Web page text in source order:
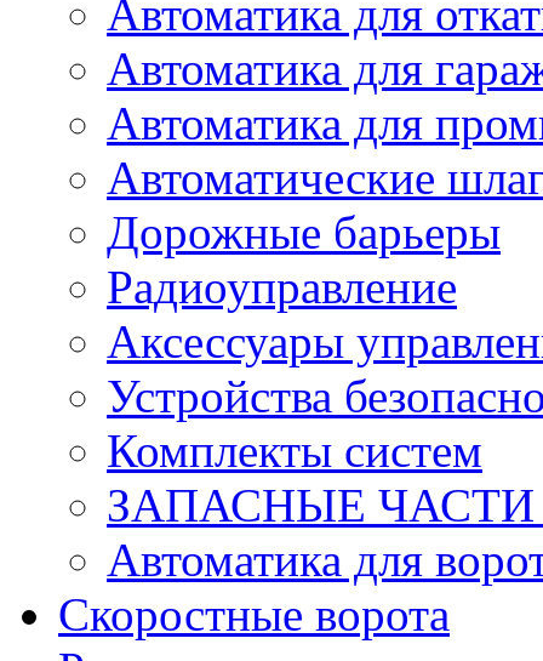
Автоматика для
Автоматика для
Автоматика для
Автоматические
Дорожные барьеры
Радиоуправление
Аксессуары
Устройства
Комплекты систем
ЗАПАСНЫЕ ЧАСТИ
Автоматика для
Скоростные ворота